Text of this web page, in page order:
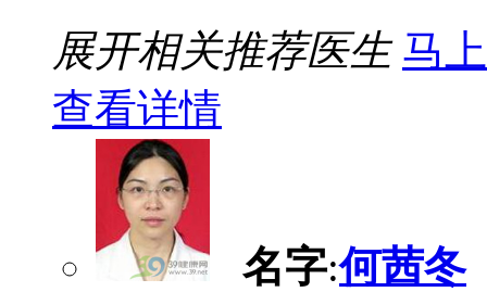
展开相关推荐医生 马
查看详情
名字:何茜冬